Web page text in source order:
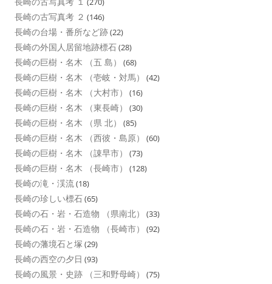
長崎の古写真考 ２ (146)
長崎の台場・番所など跡(22)
長崎の外国人居留地跡標石(28)
長崎の巨樹・名木 （五 島） (68)
長崎の巨樹・名木 （壱岐・対馬） (42)
長崎の巨樹・名木 （大村市） (16)
長崎の巨樹・名木 （東長崎） (30)
長崎の巨樹・名木 （県 北） (85)
長崎の巨樹・名木 （西彼・島原） (60)
長崎の巨樹・名木 （諌早市） (73)
長崎の巨樹・名木 （長崎市） (128)
長崎の滝・渓流(18)
長崎の珍しい標石(65)
長崎の石・岩・石造物 （県南北） (33)
長崎の石・岩・石造物 （長崎市） (92)
長崎の藩境石と塚 (29)
長崎の西空の夕日 (93)
長崎の風景・史跡 （三和野母崎） (75)